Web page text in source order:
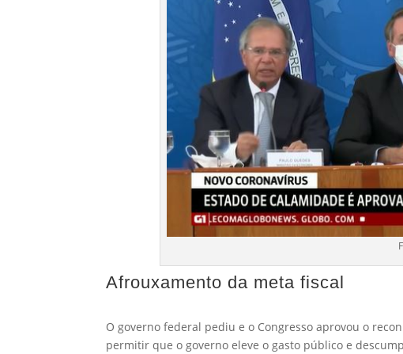
Afrouxamento da meta fiscal
O governo federal pediu e o Congresso aprovou o
permitir que o governo eleve o gasto público e